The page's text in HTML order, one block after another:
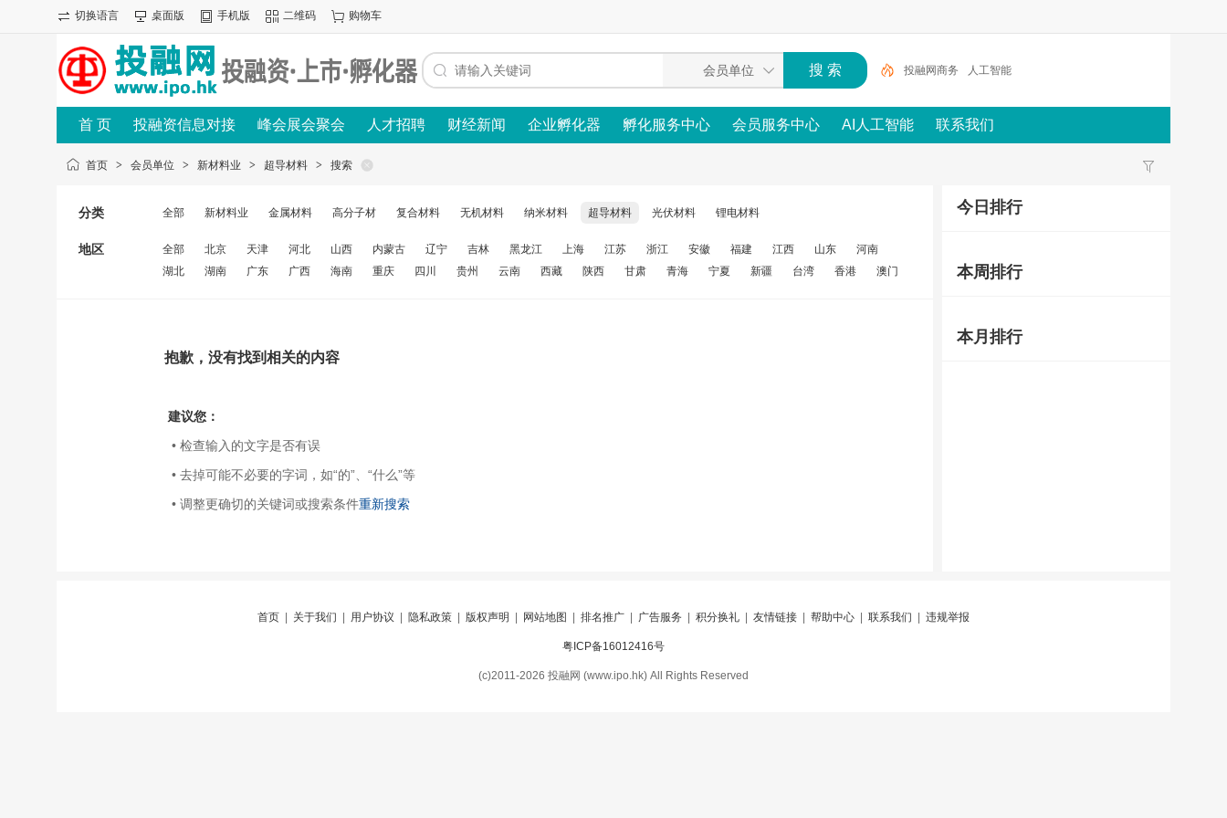
切换语言 桌面版 手机版 二维码 购物车
投融网商务 人工智能
首 页 投融资信息对接 峰会展会聚会 人才招聘 财经新闻 企业孵化器 孵化服务中心 会员服务中心 AI人工智能 联系我们
首页 > 会员单位 > 新材料业 > 超导材料 > 搜索
分类 全部 新材料业 金属材料 高分子材 复合材料 无机材料 纳米材料 超导材料 光伏材料 锂电材料
地区 全部 北京 天津 河北 山西 内蒙古 辽宁 吉林 黑龙江 上海 江苏 浙江 安徽 福建 江西 山东
河南
湖北
湖南 广东 广西 海南 重庆 四川 贵州 云南 西藏 陕西 甘肃 青海 宁夏 新疆 台湾 香港 澳门
抱歉，没有找到相关的内容
建议您：
• 检查输入的文字是否有误
• 去掉可能不必要的字词，如“的”、“什么”等
• 调整更确切的关键词或搜索条件重新搜索
今日排行
本周排行
本月排行
首页 关于我们 用户协议 隐私政策 版权声明 网站地图 排名推广 广告服务 积分换礼 友情链接 帮助中心 联系我们 违规举报
粤ICP备16012416号
(c)2011-2026 投融网 (www.ipo.hk) All Rights Reserved